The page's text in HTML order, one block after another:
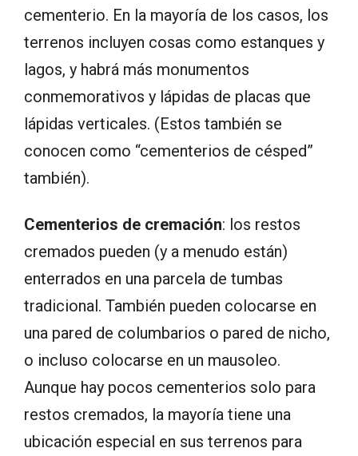
cementerio. En la mayoría de los casos, los
terrenos incluyen cosas como estanques y
lagos, y habrá más monumentos
conmemorativos y lápidas de placas que
lápidas verticales. (Estos también se
conocen como “cementerios de césped”
también).
Cementerios de cremación: los restos
cremados pueden (y a menudo están)
enterrados en una parcela de tumbas
tradicional. También pueden colocarse en
una pared de columbarios o pared de nicho,
o incluso colocarse en un mausoleo.
Aunque hay pocos cementerios solo para
restos cremados, la mayoría tiene una
ubicación especial en sus terrenos para